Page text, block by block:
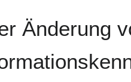
Änderung